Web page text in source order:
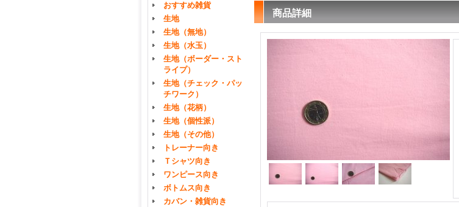
おすすめ雑貨
生地
生地（無地）
生地（水玉）
生地（ボーダー・スト
ライプ）
生地（チェック・パッ
チワーク）
生地（花柄）
生地（個性派）
生地（その他）
トレーナー向き
Ｔシャツ向き
ワンピース向き
ボトムス向き
カバン・雑貨向き
商品詳細